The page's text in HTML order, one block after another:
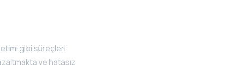
gibi süreçleri
ve hatasız